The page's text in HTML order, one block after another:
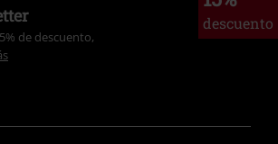
descuento
de descuento,